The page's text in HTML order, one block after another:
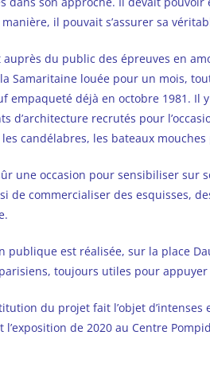
il pouvait s’assurer sa
du public des épreuves en
Samaritaine louée pour un mois,
empaqueté déjà en octobre 1981. Il
d’architecture recrutés pour
candélabres, les bateaux mouches
une occasion pour sensibiliser sur
de commercialiser des esquisses,
publique est réalisée, sur la place
toujours utiles pour
du projet fait l’objet
de 2020 au Centre